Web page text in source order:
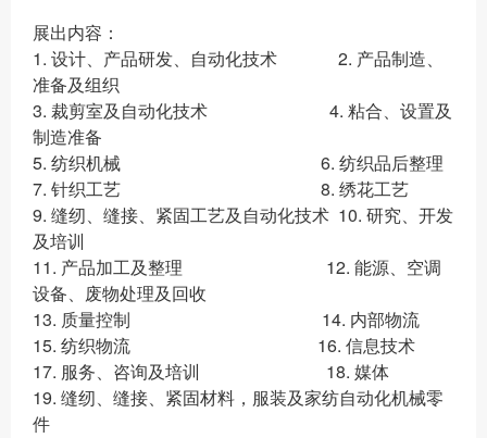
展出内容：
1. 设计、产品研发、自动化技术 2. 产品制造、
准备及组织
3. 裁剪室及自动化技术 4. 粘合、设置及
制造准备
5. 纺织机械 6. 纺织品后整理
7. 针织工艺 8. 绣花工艺
9. 缝纫、缝接、紧固工艺及自动化技术 10. 研究、开发
及培训
11. 产品加工及整理 12. 能源、空调
设备、废物处理及回收
13. 质量控制 14. 内部物流
15. 纺织物流 16. 信息技术
17. 服务、咨询及培训 18. 媒体
19. 缝纫、缝接、紧固材料，服装及家纺自动化机械零
件